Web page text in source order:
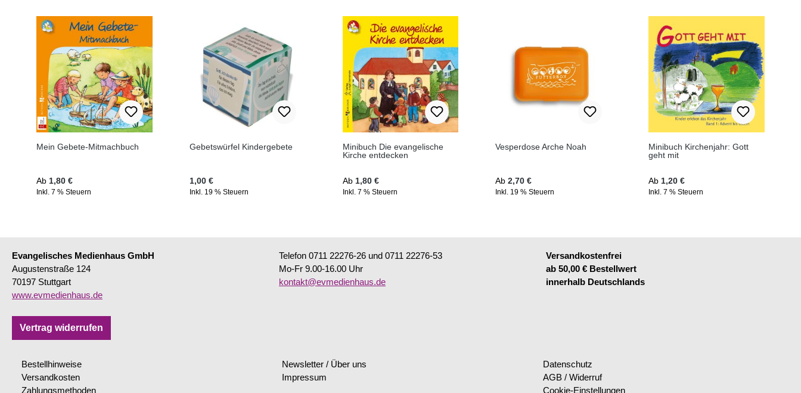
Mein Gebete-Mitmachbuch
Regulärer Preis:
Ab 1,80 €
Inkl. 7 % Steuern
Gebetswürfel Kindergebete
Regulärer Preis:
1,00 €
Inkl. 19 % Steuern
Minibuch Die evangelische
Kirche entdecken
Regulärer Preis:
Ab 1,80 €
Inkl. 7 % Steuern
Vesperdose Arche Noah
Regulärer Preis:
Ab2,70 €
Inkl. 19 % Steuern
Minibuch Kirchenjahr: Gott
geht mit
Regulärer Preis:
Ab1,20 €
Inkl. 7 % Steuern
Evangelisches Medienhaus GmbH
Augustenstraße 124
70197 Stuttgart
www.evmedienhaus.de
Vertrag widerrufen
Telefon 0711 22276-26 und 0711 22276-53
Mo-Fr 9.00-16.00 Uhr
kontakt@evmedienhaus.de
Versandkostenfrei
ab 50,00 € Bestellwert
innerhalb Deutschlands
Bestellhinweise
Versandkosten
Zahlungsmethoden
Newsletter / Über uns
Impressum
Datenschutz
AGB / Widerruf
Cookie-Einstellungen